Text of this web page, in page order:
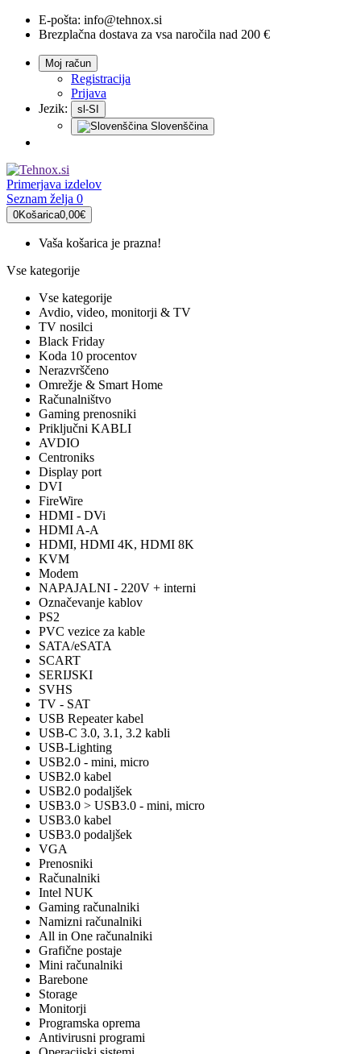
E-pošta: info@tehnox.si
Brezplačna dostava za vsa naročila nad 200 €
Moj račun
Registracija
Prijava
Jezik:
sl-SI
Slovenščina
Primerjava izdelov
Seznam želja 0
0Košarica0,00€
Vaša košarica je prazna!
Vse kategorije
Vse kategorije
Avdio, video, monitorji & TV
TV nosilci
Black Friday
Koda 10 procentov
Nerazvrščeno
Omrežje & Smart Home
Računalništvo
Gaming prenosniki
Priključni KABLI
AVDIO
Centroniks
Display port
DVI
FireWire
HDMI - DVi
HDMI A-A
HDMI, HDMI 4K, HDMI 8K
KVM
Modem
NAPAJALNI - 220V + interni
Označevanje kablov
PS2
PVC vezice za kable
SATA/eSATA
SCART
SERIJSKI
SVHS
TV - SAT
USB Repeater kabel
USB-C 3.0, 3.1, 3.2 kabli
USB-Lighting
USB2.0 - mini, micro
USB2.0 kabel
USB2.0 podaljšek
USB3.0 > USB3.0 - mini, micro
USB3.0 kabel
USB3.0 podaljšek
VGA
Prenosniki
Računalniki
Intel NUK
Gaming računalniki
Namizni računalniki
All in One računalniki
Grafične postaje
Mini računalniki
Barebone
Storage
Monitorji
Programska oprema
Antivirusni programi